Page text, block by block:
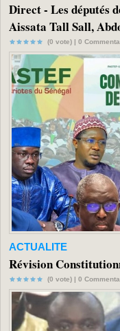
Direct - Les députés
Aissata Tall Sall,
(0 vote) | 0
ACTUALITE
Révision
(0 vote) | 0